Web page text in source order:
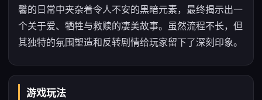
馨的日常中夹杂着令人不安的黑暗元素，最终揭示出一
个关于爱、牺牲与救赎的凄美故事。虽然流程不长，但
其独特的氛围塑造和反转剧情给玩家留下了深刻印象。
游戏玩法